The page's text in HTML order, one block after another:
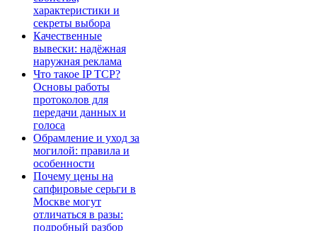
характеристики и
секреты выбора
Качественные
вывески: надёжная
наружная реклама
Что такое IP TCP?
Основы работы
протоколов для
передачи данных и
голоса
Обрамление и уход за
могилой: правила и
особенности
Почему цены на
сапфировые серьги в
Москве могут
отличаться в разы:
подробный разбор